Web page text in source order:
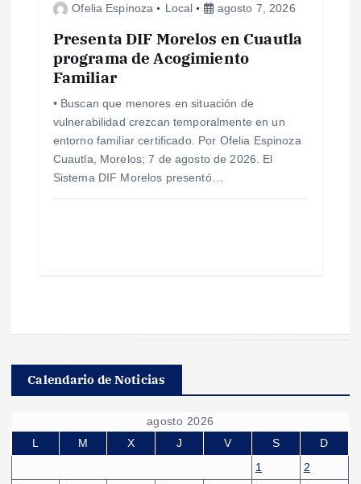
Ofelia Espinoza Local agosto 7, 2026
Presenta DIF Morelos en Cuautla
programa de Acogimiento
Familiar
• Buscan que menores en situación de
vulnerabilidad crezcan temporalmente en un
entorno familiar certificado. Por Ofelia Espinoza
Cuautla, Morelos; 7 de agosto de 2026. El
Sistema DIF Morelos presentó…
Calendario de Noticias
agosto 2026
L
M X J V S
D
1
2